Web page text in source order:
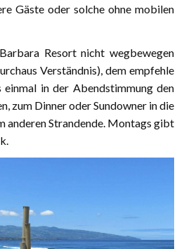
Gäste oder solche ohne mobilen
Resort nicht wegbewegen
Verständnis), dem empfehle
einmal in der Abendstimmung den
zum Dinner oder Sundowner in die
anderen Strandende. Montags gibt